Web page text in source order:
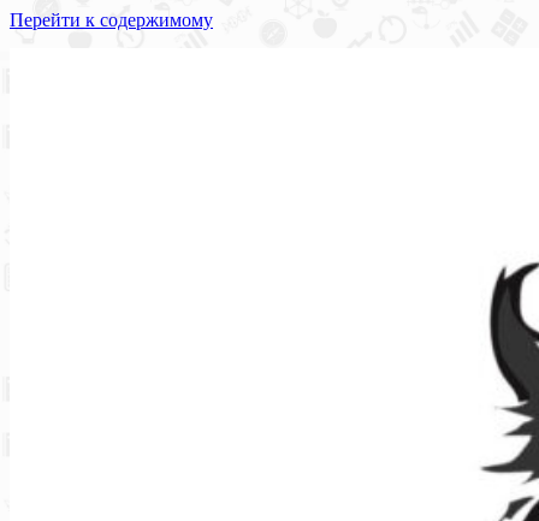
Перейти к содержимому